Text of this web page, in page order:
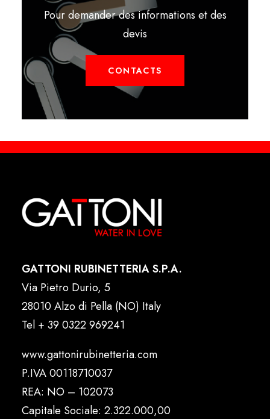
Pour demander des informations et des
devis
CONTACTS
GATTONI RUBINETTERIA S.P.A.
Via Pietro Durio, 5
28010 Alzo di Pella (NO) Italy
Tel + 39 0322 969241
www.gattonirubinetteria.com
P.IVA 00118710037
REA: NO – 102073
Capitale Sociale: 2.322.000,00